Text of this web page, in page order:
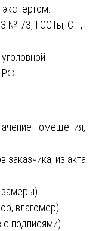
№ 73, ГОСТы, СП,
помещения,
заказчика, из акта
влагомер).
подписями).